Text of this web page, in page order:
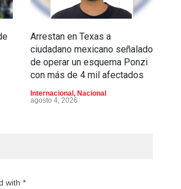
Arrestan en Texas a
ciudadano mexicano señalado
de operar un esquema Ponzi
con más de 4 mil afectados
Internacional , Nacional
agosto 4, 2026
with *